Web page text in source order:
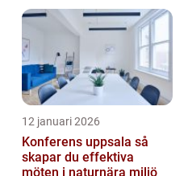
12 januari 2026
Konferens uppsala så
skapar du effektiva
möten i naturnära miljö